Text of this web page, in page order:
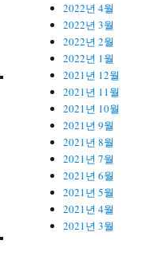
2022년 4월
2022년 3월
2022년 2월
2022년 1월
2021년 12월
2021년 11월
2021년 10월
2021년 9월
2021년 8월
2021년 7월
2021년 6월
2021년 5월
2021년 4월
2021년 3월